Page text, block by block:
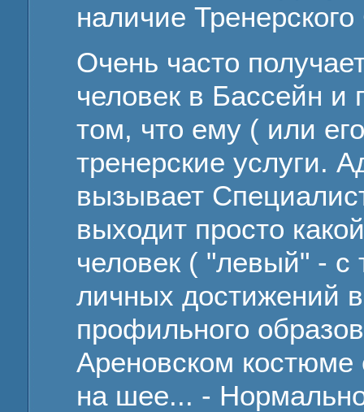
наличие
Очень часто
человек в Бассейн и
том, что ему ( или
тренерские услуги.
вызывает
выходит просто
человек ( "левый" - с
личных достижений
профильного
Ареновском костюме
на шее... -